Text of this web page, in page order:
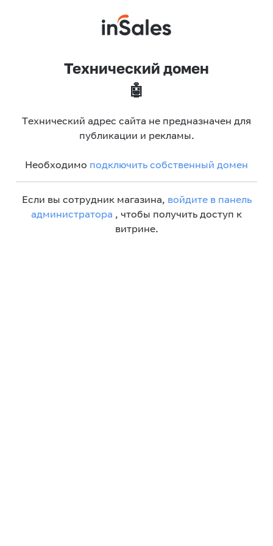
Технический домен
🤖
Технический адрес сайта не предназначен для
публикации и рекламы.
Необходимо подключить собственный домен
Если вы сотрудник магазина, войдите в панель
администратора , чтобы получить доступ к
витрине.